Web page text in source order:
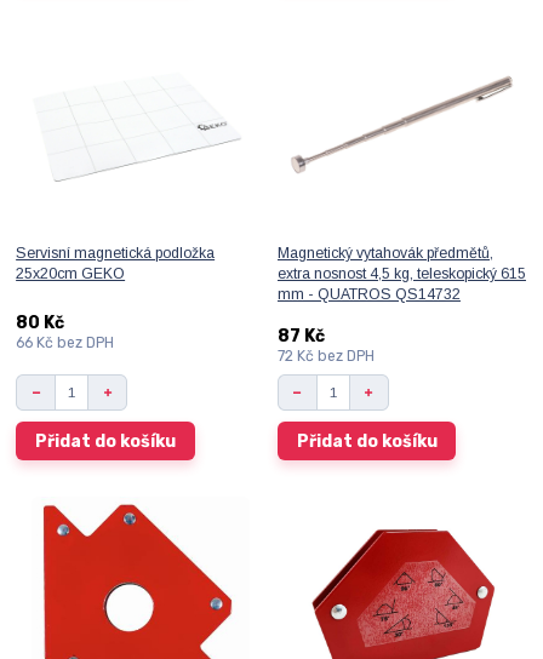
Servisní magnetická podložka
25x20cm GEKO
80 Kč
66 Kč bez DPH
Přidat do košíku
Magnetický vytahovák předmětů,
extra nosnost 4,5 kg, teleskopický 615
mm - QUATROS QS14732
87 Kč
72 Kč bez DPH
Přidat do košíku